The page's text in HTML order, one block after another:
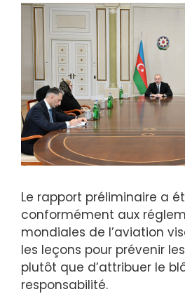
Le rapport préliminaire a
conformément aux
mondiales de l’aviation
les leçons pour prévenir
plutôt que d’attribuer le
responsabilité.